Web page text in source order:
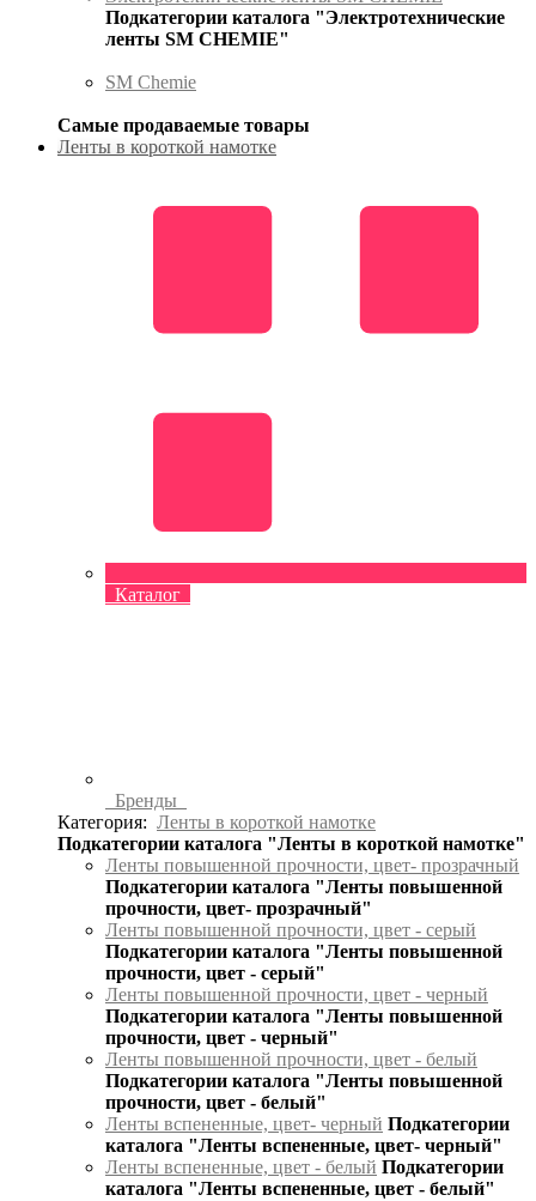
Подкатегории каталога "Электротехнические
ленты SM CHEMIE"
SM Chemie
Самые продаваемые товары
Ленты в короткой намотке
Каталог
Бренды
Категория: Ленты в короткой намотке
Подкатегории каталога "Ленты в короткой намотке"
Ленты повышенной прочности, цвет- прозрачный
Подкатегории каталога "Ленты повышенной
прочности, цвет- прозрачный"
Ленты повышенной прочности, цвет - серый
Подкатегории каталога "Ленты повышенной
прочности, цвет - серый"
Ленты повышенной прочности, цвет - черный
Подкатегории каталога "Ленты повышенной
прочности, цвет - черный"
Ленты повышенной прочности, цвет - белый
Подкатегории каталога "Ленты повышенной
прочности, цвет - белый"
Ленты вспененные, цвет- черный Подкатегории
каталога "Ленты вспененные, цвет- черный"
Ленты вспененные, цвет - белый Подкатегории
каталога "Ленты вспененные, цвет - белый"